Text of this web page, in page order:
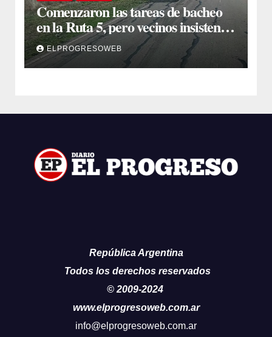
Comenzaron las tareas de bacheo
en la Ruta 5, pero vecinos insisten
en un reclamo integral
ELPROGRESOWEB
República Argentina
Todos los derechos reservados
© 2009-2024
www.elprogresoweb.com.ar
info@elprogresoweb.com.ar